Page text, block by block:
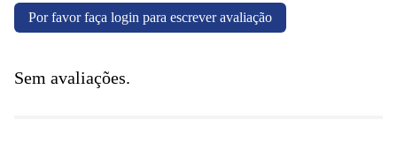
Por favor faça login para escrever avaliação
Sem avaliações.